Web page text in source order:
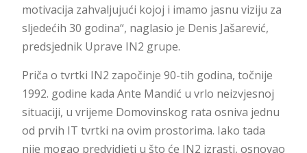
motivacija zahvaljujući kojoj i imamo jasnu viziju za
sljedećih 30 godina“, naglasio je Denis Jašarević,
predsjednik Uprave IN2 grupe.
Priča o tvrtki IN2 započinje 90-tih godina, točnije
1992. godine kada Ante Mandić u vrlo neizvjesnoj
situaciji, u vrijeme Domovinskog rata osniva jednu
od prvih IT tvrtki na ovim prostorima. Iako tada
nije mogao predvidjeti u što će IN2 izrasti, osnovao